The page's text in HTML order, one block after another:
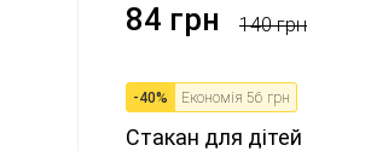
84 грн 140 грн
-40% Економія 56 грн
Стакан для дітей